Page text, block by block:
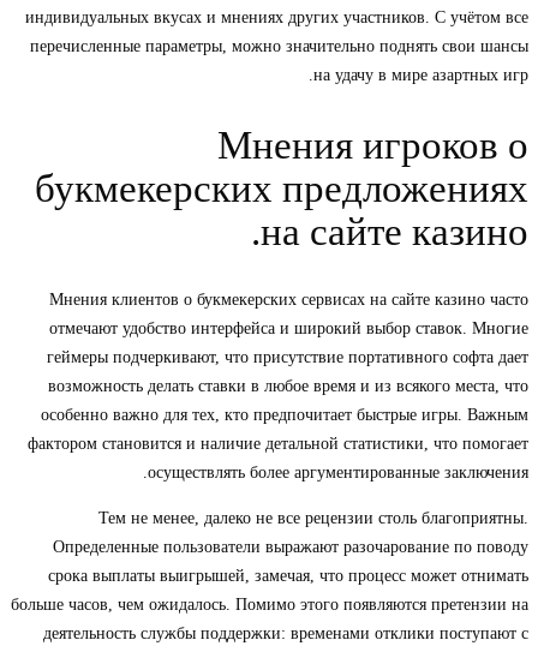
индивидуальных вкусах и мнениях других участников. С учётом все
перечисленные параметры, можно значительно поднять свои шансы
на удачу в мире азартных игр.
Мнения игроков о
букмекерских предложениях
на сайте казино.
Мнения клиентов о букмекерских сервисах на сайте казино часто
отмечают удобство интерфейса и широкий выбор ставок. Многие
геймеры подчеркивают, что присутствие портативного софта дает
возможность делать ставки в любое время и из всякого места, что
особенно важно для тех, кто предпочитает быстрые игры. Важным
фактором становится и наличие детальной статистики, что помогает
осуществлять более аргументированные заключения.
Тем не менее, далеко не все рецензии столь благоприятны.
Определенные пользователи выражают разочарование по поводу
срока выплаты выигрышей, замечая, что процесс может отнимать
больше часов, чем ожидалось. Помимо этого появляются претензии на
деятельность службы поддержки: временами отклики поступают с